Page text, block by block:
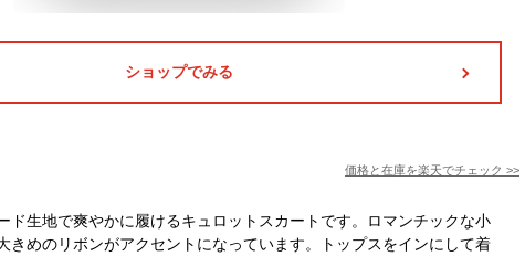
ショップでみる
価格と在庫を楽天でチェック >>
ド生地で爽やかに履けるキュロットスカートです。ロマンチックな小
きめのリボンがアクセントになっています。トップスをインにして着